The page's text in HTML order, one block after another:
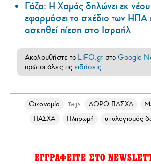
Γάζα: Η Χαμάς δηλώνει εκ νέου
εφαρμόσει το σχέδιο των ΗΠΑ
ασκηθεί πίεση στο Ισραήλ
Ακολουθήστε το LiFO.gr στοGoogle
πρώτοι όλες τις ειδήσεις
Οικονομία Tags ΔΩΡΟ ΠΑΣΧΑ
ΠΑΣΧΑ
Πληρωμή υπολογισμός
ΕΓΓΡΑΦΕΙΤΕ ΣΤΟ